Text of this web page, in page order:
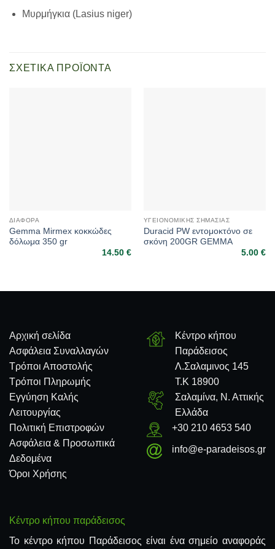
Μυρμήγκια (Lasius niger)
ΣΧΕΤΙΚΆ ΠΡΟΪΌΝΤΑ
ΔΙΆΦΟΡΑ
Gemma Mirmex κοκκώδες
δόλωμα 350 gr
14.50€
ΥΓΕΙΟΝΟΜΙΚΉΣ ΣΗΜΑΣΊΑΣ
Duracid PW εντομοκτόνο σε
σκόνη 200GR GEMMA
5.00€
Αρχική σελίδα
Ασφάλεια Συναλλαγών
Τρόποι Αποστολής
Τρόποι Πληρωμής
Εγγύηση Καλής
Λειτουργίας
Πολιτική Επιστροφών
Ασφάλεια & Προσωπικά
Δεδομένα
Όροι Χρήσης
Κέντρο κήπου
Παράδεισος
Λ.Σαλαμινος 145
Τ.Κ 18900
Σαλαμίνα, Ν. Αττικής
Ελλάδα
+30 210 4653 540
info@e-paradeisos.gr
Κέντρο κήπου παράδεισος
Το κέντρο κήπου Παράδεισος είναι ένα σημείο αναφοράς